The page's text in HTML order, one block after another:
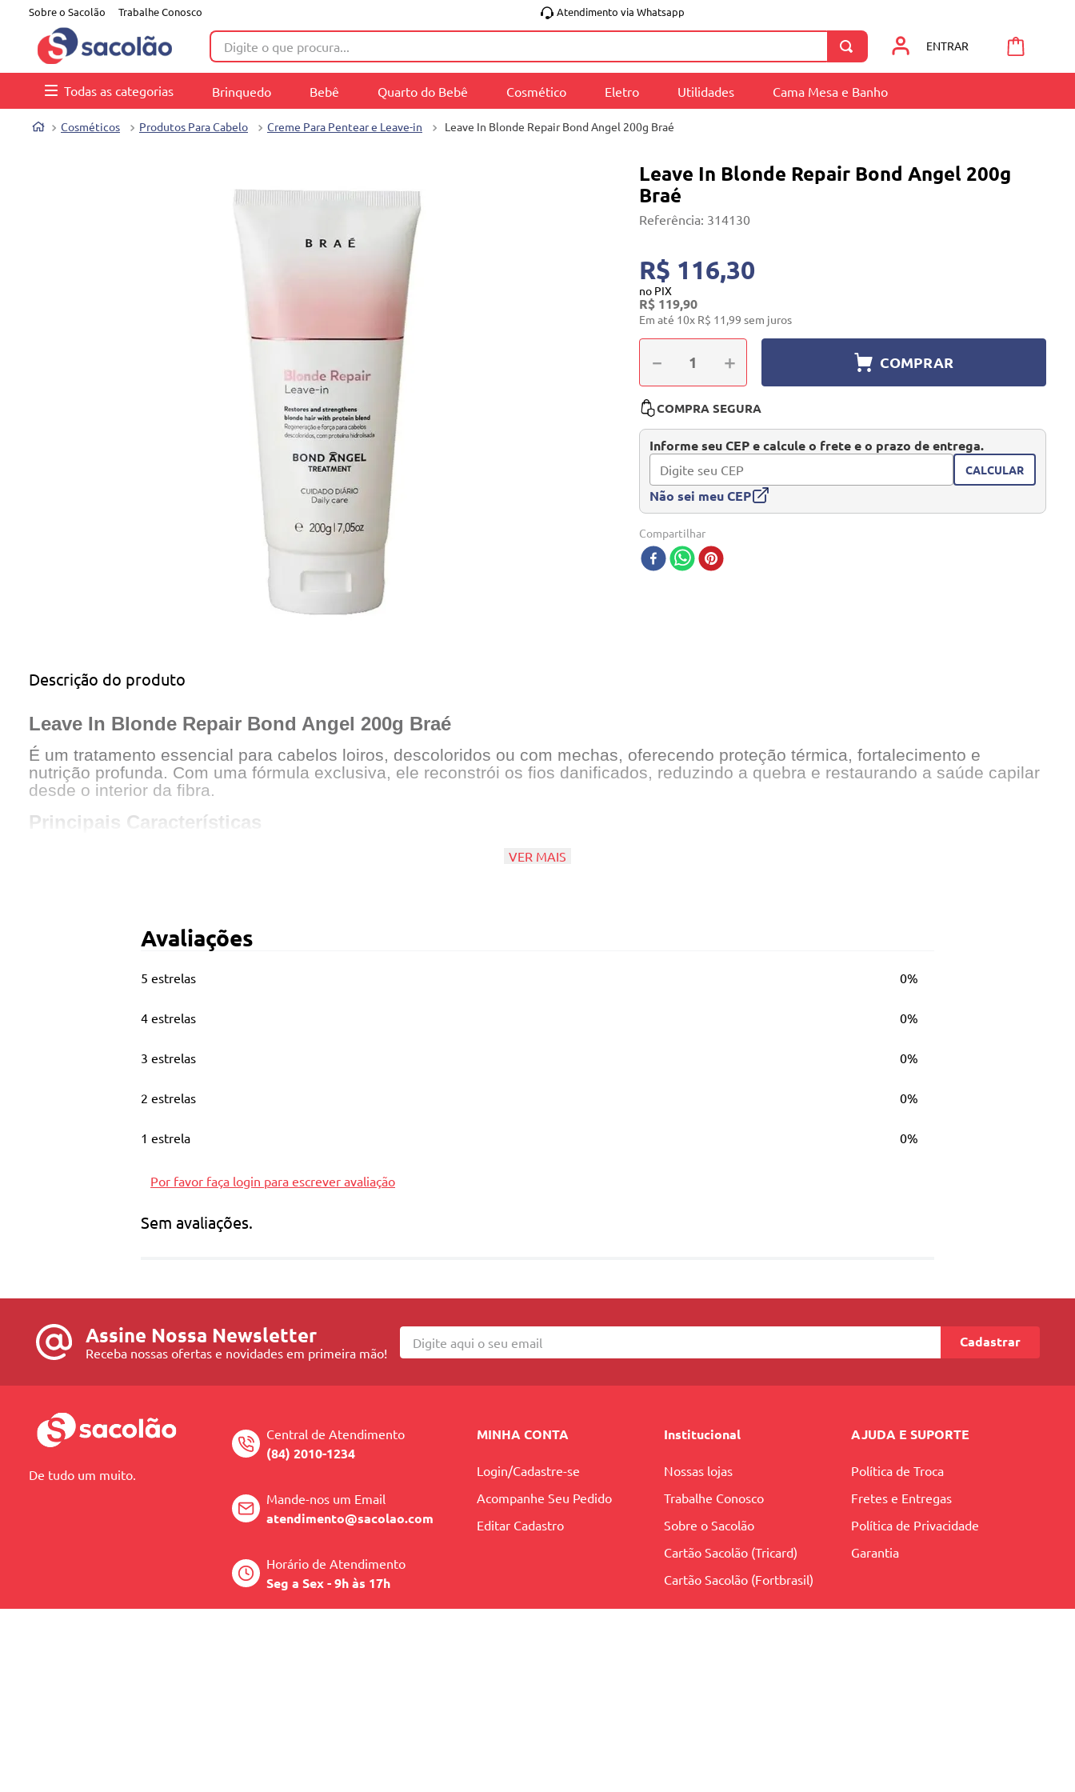
Sobre o Sacolão Trabalhe Conosco Atendimento via Whatsapp
Digite o que procura...
ENTRAR
Todas as categorias Brinquedo Bebê Quarto do Bebê Cosmético Eletro Utilidades Cama Mesa e Banho
Cosméticos Produtos Para Cabelo Creme Para Pentear e Leave-in Leave In Blonde Repair Bond Angel 200g Braé
Leave In Blonde Repair Bond Angel 200g
Braé
Referência: 314130
R$ 116,30
no PIX
R$ 119,90
Em até 10x R$ 11,99 sem juros
＋
－ COMPRAR
COMPRA SEGURA
Informe seu CEP e calcule o frete e o prazo de entrega.
CALCULAR
Não sei meu CEP
Compartilhar
Descrição do produto
Leave In Blonde Repair Bond Angel 200g Braé
É um tratamento essencial para cabelos loiros, descoloridos ou com mechas, oferecendo proteção térmica, fortalecimento e
nutrição profunda. Com uma fórmula exclusiva, ele reconstrói os fios danificados, reduzindo a quebra e restaurando a saúde capilar
desde o interior da fibra.
Principais Características
Regeneração e força para cabelos descoloridos, com proteína hidrolisada
VER MAIS
Avaliações
5 estrelas 0%
4 estrelas 0%
3 estrelas 0%
2 estrelas 0%
1 estrela 0%
Por favor faça login para escrever avaliação
Sem avaliações.
Assine Nossa Newsletter
Receba nossas ofertas e novidades em primeira mão!
Cadastrar
De tudo um muito.
Central de Atendimento
(84) 2010-1234
Mande-nos um Email
atendimento@sacolao.com
Horário de Atendimento
Seg a Sex - 9h às 17h
MINHA CONTA
Login/Cadastre-se
Acompanhe Seu Pedido
Editar Cadastro
Institucional
Nossas lojas
Trabalhe Conosco
Sobre o Sacolão
Cartão Sacolão (Tricard)
Cartão Sacolão (Fortbrasil)
AJUDA E SUPORTE
Política de Troca
Fretes e Entregas
Política de Privacidade
Garantia